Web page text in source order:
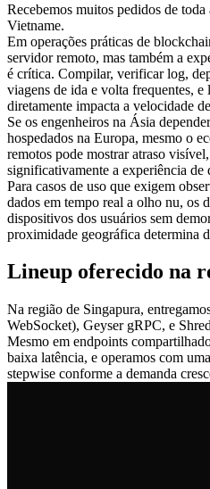
Recebemos muitos pedidos de
Vietname.
Em operações práticas de
servidor remoto, mas também a
é crítica. Compilar, verificar log,
viagens de ida e volta frequentes, e
diretamente impacta a velocidade
Se os engenheiros na Ásia
hospedados na Europa, mesmo o
remotos pode mostrar atraso
significativamente a experiência de
Para casos de uso que exigem
dados em tempo real a olho nu, os
dispositivos dos usuários sem
proximidade geográfica determina
Lineup oferecido na
Na região de Singapura,
WebSocket), Geyser gRPC, e
Mesmo em endpoints
baixa latência, e operamos com
stepwise conforme a demanda